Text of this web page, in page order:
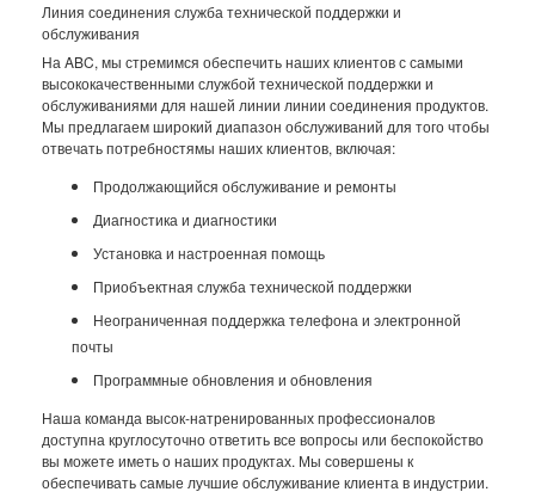
Линия соединения служба технической поддержки и
обслуживания
На ABC, мы стремимся обеспечить наших клиентов с самыми
высококачественными службой технической поддержки и
обслуживаниями для нашей линии линии соединения продуктов.
Мы предлагаем широкий диапазон обслуживаний для того чтобы
отвечать потребностямы наших клиентов, включая:
Продолжающийся обслуживание и ремонты
Диагностика и диагностики
Установка и настроенная помощь
Приобъектная служба технической поддержки
Неограниченная поддержка телефона и электронной
почты
Программные обновления и обновления
Наша команда высок-натренированных профессионалов
доступна круглосуточно ответить все вопросы или беспокойство
вы можете иметь о наших продуктах. Мы совершены к
обеспечивать самые лучшие обслуживание клиента в индустрии.